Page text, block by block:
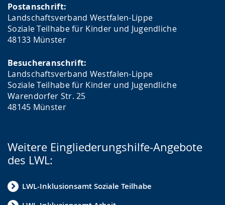
Postanschrift:
Landschaftsverband Westfalen-Lippe
Soziale Teilhabe für Kinder und Jugendliche
48133 Münster
Besucheranschrift:
Landschaftsverband Westfalen-Lippe
Soziale Teilhabe für Kinder und Jugendliche
Warendorfer Str. 25
48145 Münster
Weitere Eingliederungshilfe-Angebote
des LWL:
LWL-Inklusionsamt Soziale Teilhabe